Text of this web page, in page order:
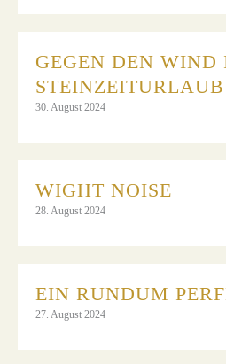
GEGEN DEN WIND
STEINZEITURLAUB
30. August 2024
WIGHT NOISE
28. August 2024
EIN RUNDUM
27. August 2024